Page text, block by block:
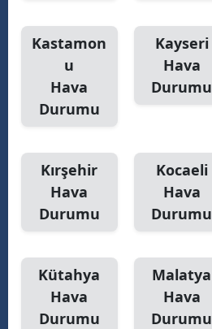
Kastamon
u
Hava
Durumu
Kayseri
Hava
Durumu
Kırşehir
Hava
Durumu
Kocaeli
Hava
Durumu
Kütahya
Hava
Durumu
Malatya
Hava
Durumu